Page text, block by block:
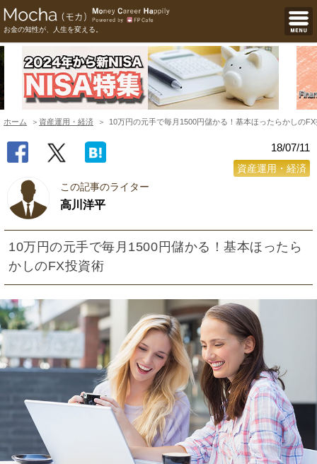
お金の知性が、人生を変える。
ホーム 資産運用・経済 10万円の元手で毎月1500円儲かる！基本ほったらかしの
18/07/11
資産運用・経済
この記事のライター
高川洋平
10万円の元手で毎月1500円儲かる！基本ほったら
かしのFX投資術